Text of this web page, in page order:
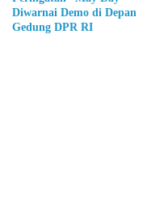
Diwarnai Demo di Depan
Gedung DPR RI